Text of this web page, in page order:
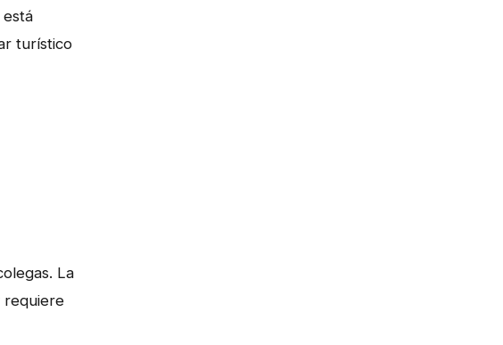
turístico
La
requiere